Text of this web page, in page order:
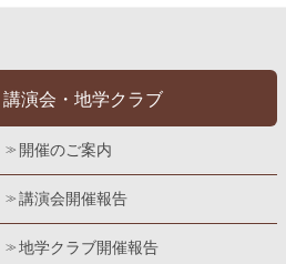
講演会・地学クラブ
開催のご案内
講演会開催報告
地学クラブ開催報告